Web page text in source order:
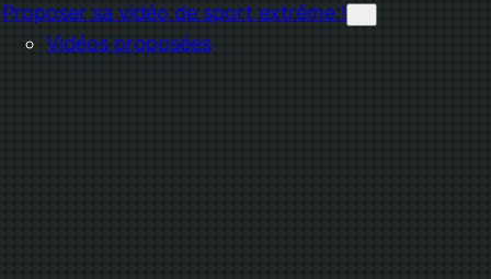
Proposer sa vidéo de sport extrême !
Vidéos proposées